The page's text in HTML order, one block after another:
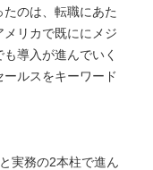
のは、転職にあた
リカで既ににメジ
導入が進んでいく
ルスをキーワード
実務の2本柱で進ん